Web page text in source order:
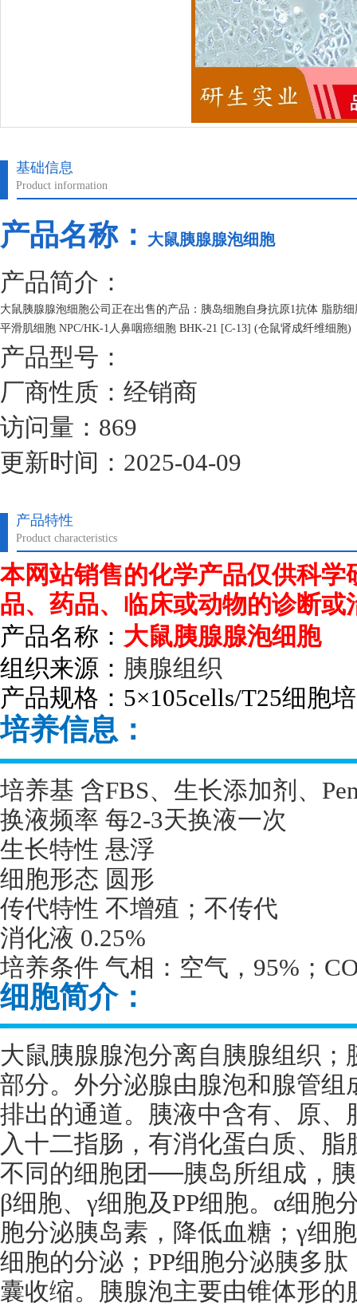
基础信息
Product information
产品名称： 大鼠胰腺腺泡细胞
产品简介：
大鼠胰腺腺泡细胞公司正在出售的产品：胰岛细胞自身抗原1抗体 脂肪
平滑肌细胞 NPC/HK-1人鼻咽癌细胞 BHK-21 [C-13] (仓鼠肾成纤维细胞)
产品型号：
厂商性质：经销商
访问量：869
更新时间：2025-04-09
产品特性
Product characteristics
本网站销售的化学产品仅供科
品、药品、临床或动物的诊断或
产品名称： 大鼠胰腺腺泡细胞
组织来源： 胰腺组织
产品规格： 5×105cells/T25细胞
培养信息：
培养基 含FBS、生长添加剂、
换液频率 每2-3天换液一次
生长特性 悬浮
细胞形态 圆形
传代特性 不增殖；不传代
消化液 0.25%
培养条件 气相：空气， 95% ；
细胞简介：
大鼠胰腺腺泡分离自胰腺组织
部分。外分泌腺由腺泡和腺管
排出的通道。胰液中含有、原
入十二指肠，有消化蛋白质、
不同的细胞团──胰岛所组成，
β细胞、γ细胞及 PP细胞。α细胞
胞分泌胰岛素，降低血糖；γ细
细胞的分泌； PP细胞分泌胰多
囊收缩。胰腺泡主要由锥体形